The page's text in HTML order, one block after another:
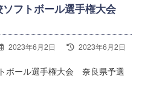
フトボール選手権大会
2023年6月2日
最
更
新
2023年6月2日
ボール選手権大会 奈良県予選